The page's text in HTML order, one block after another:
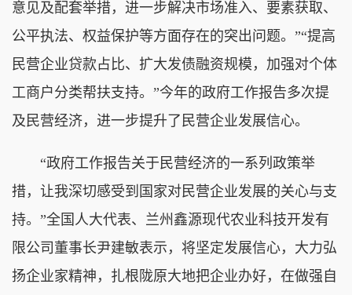
意见及配套举措，进一步解决市场准入、要素获取、
公平执法、权益保护等方面存在的突出问题。”“提高
民营企业贷款占比、扩大发债融资规模，加强对个体
工商户分类帮扶支持。”今年的政府工作报告多次提
及民营经济，进一步提升了民营企业发展信心。
“政府工作报告关于民营经济的一系列政策举
措，让我深切感受到国家对民营企业发展的关心与支
持。”全国人大代表、兰州鑫源现代农业科技开发有
限公司董事长尹建敏表示，将坚定发展信心，大力弘
扬企业家精神，扎根陇原大地把企业办好，在做强自